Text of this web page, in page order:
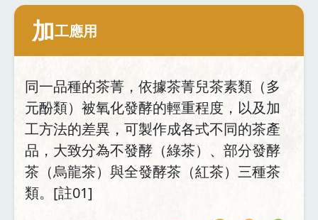
加工應用
同一品種的茶菁，依據茶菁兒茶素類（多
元酚類）被氧化發酵的輕重程度，以及加
工方法的差異，可製作成各式不同的茶產
品，大致分為不發酵（綠茶）、部分發酵
茶（烏龍茶）與全發酵茶（紅茶）三種茶
類。[註01]